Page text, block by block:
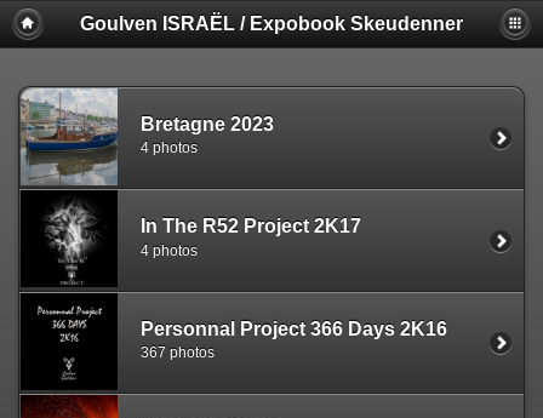
Goulven ISRAËL / Expobook Skeudenner
Bretagne 2023
4 photos
In The R52 Project 2K17
4 photos
Personnal Project 366 Days 2K16
367 photos